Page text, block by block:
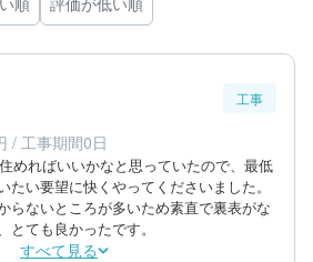
順 評価が低い順
工事
/ 工事期間0日
めればいいかなと思っていたので、最低
たい要望に快くやってくださいました。
らないところが多いため素直で裏表がな
ても良かったです。
すべて見る